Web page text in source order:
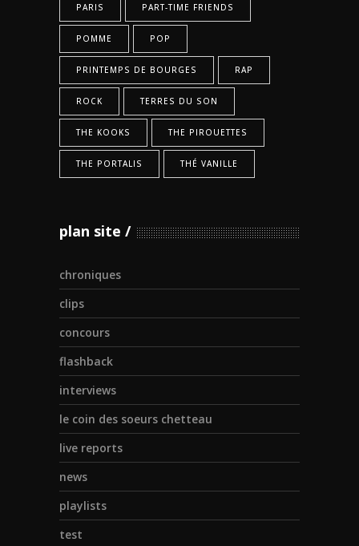
PARIS PART-TIME FRIENDS
POMME POP
PRINTEMPS DE BOURGES RAP
ROCK TERRES DU SON
THE KOOKS THE PIROUETTES
THE PORTALIS THÉ VANILLE
plan site
chroniques
clips
concours
flashback
interviews
le coin des soeurs chetteau
live reports
news
playlists
test